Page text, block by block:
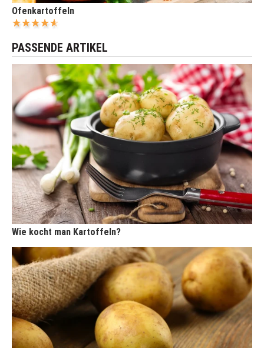
Ofenkartoffeln
PASSENDE ARTIKEL
Wie kocht man Kartoffeln?